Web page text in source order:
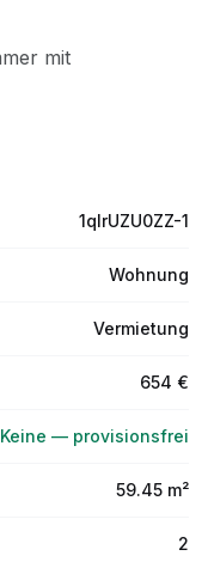
1qIrUZU0ZZ-1
Wohnung
Vermietung
654 €
Keine — provisionsfrei
59.45 m²
2